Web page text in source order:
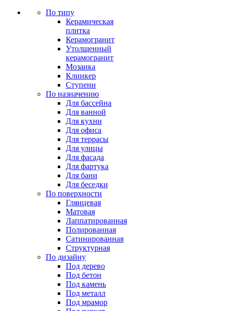
По типу
Керамическая
плитка
Керамогранит
Утолщенный
керамогранит
Мозаика
Клинкер
Ступени
По назначению
Для бассейна
Для ванной
Для кухни
Для офиса
Для террасы
Для улицы
Для фасада
Для фартука
Для бани
Для беседки
По поверхности
Глянцевая
Матовая
Лаппатированная
Полированная
Сатинированная
Структурная
По дизайну
Под дерево
Под бетон
Под камень
Под металл
Под мрамор